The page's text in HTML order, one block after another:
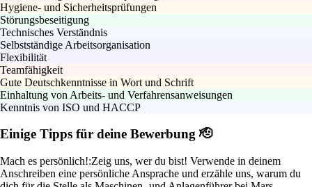
Hygiene- und Sicherheitsprüfungen
Störungsbeseitigung
Technisches Verständnis
Selbstständige Arbeitsorganisation
Flexibilität
Teamfähigkeit
Gute Deutschkenntnisse in Wort und Schrift
Einhaltung von Arbeits- und Verfahrensanweisungen
Kenntnis von ISO und HACCP
Einige Tipps für deine Bewerbung 🫡
Mach es persönlich!:Zeig uns, wer du bist! Verwende in deinem
Anschreiben eine persönliche Ansprache und erzähle uns, warum du